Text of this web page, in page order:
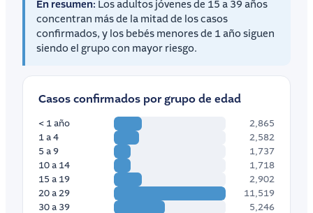
En resumen: Los adultos jóvenes de 15 a 39 años
concentran más de la mitad de los casos
confirmados, y los bebés menores de 1 año siguen
siendo el grupo con mayor riesgo.
Casos confirmados por grupo de edad
< 1 año
2,865
1 a 4
2,582
5 a 9
1,737
10 a 14
1,718
15 a 19
2,902
20 a 29
11,519
30 a 39
5,246